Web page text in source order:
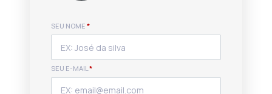
SEU NOME *
SEU E-MAIL*